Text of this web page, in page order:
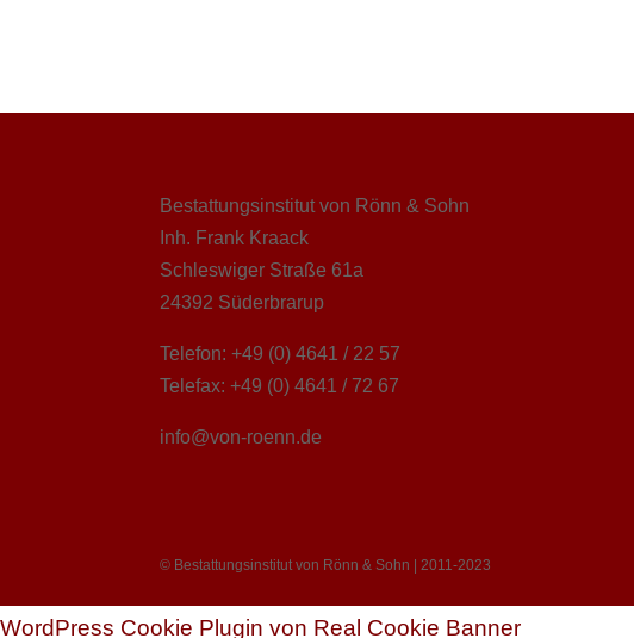
Bestattungsinstitut von Rönn & Sohn
Inh. Frank Kraack
Schleswiger Straße 61a
24392 Süderbrarup
Telefon: +49 (0) 4641 / 22 57
Telefax: +49 (0) 4641 / 72 67
info@von-roenn.de
© Bestattungsinstitut von Rönn & Sohn | 2011-2023
WordPress Cookie Plugin von Real Cookie Banner